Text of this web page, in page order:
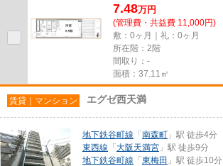
7.48万円
(管理費・共益費 11,000円)
敷：0ヶ月｜礼：0ヶ月
所在階：2階
間取り：-
面積：37.11㎡
賃貸｜マンション エグゼ西天満
地下鉄谷町線 「 南森町 」駅 徒歩4分
東西線 「 大阪天満宮 」駅 徒歩9分
地下鉄谷町線 「 東梅田 」駅 徒歩10分